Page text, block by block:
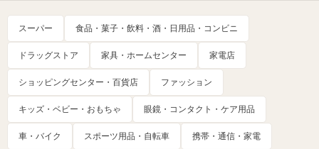
スーパー 食品・菓子・飲料・酒・日用品・コンビニ
ドラッグストア 家具・ホームセンター 家電店
ショッピングセンター・百貨店 ファッション
キッズ・ベビー・おもちゃ 眼鏡・コンタクト・ケア用品
車・バイク スポーツ用品・自転車 携帯・通信・家電